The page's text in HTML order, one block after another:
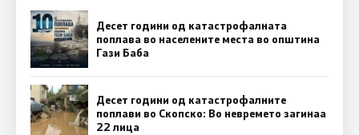
Десет години од катастрофалната
поплава во населените места во општина
Гази Баба
Десет години од катастрофалните
поплави во Скопско: Во невремето загинаа
22 лица